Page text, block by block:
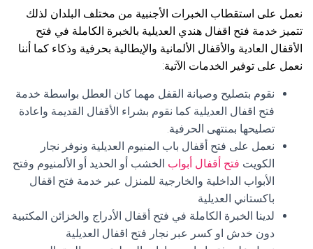
نعمل على استقطاب الخبرات الأجنبية من مختلف البلدان لذلك
تتميز خدمة فتح اقفال هندي العديلية بالخبرة الكاملة في فتح
الأقفال العادية والأقفال الألمانية والإيطالية بحرفية وذكاء كما أننا
نعمل على توفير الخدمات الآتية:
نقوم بتصليح وصيانة القفل مهما كان العطل بواسطة خدمة
فتح اقفال العديلية كما نقوم بشراء الأقفال القديمة واعادة
تصليحها بمنتهى الحرفية.
نعمل على فتح أقفال باب المنيوم العديلية ونوفر نجار
الكويت فتح أقفال أبواب الخشب أو الحديد أو الألمنيوم وفتح
الأبواب الداخلية والخارجية للمنزل عبر خدمة فتح اقفال
باكستاني العديلية
لدينا الخبرة الكاملة في فتح أقفال الأدراج والخزائن المكتبية
دون خدش او كسر عبر نجار فتح اقفال العديلية